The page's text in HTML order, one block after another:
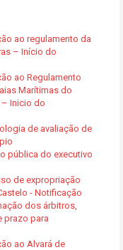
ao regulamento da
– Início do
ao Regulamento
Marítimas do
– Inicio do
de avaliação de
pública do executivo
de expropriação
- Notificação
dos árbitros,
prazo para
ao Alvará de